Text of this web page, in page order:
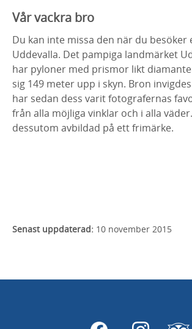
Vår vackra bro
Du kan inte missa den när du besöker
Uddevalla. Det pampiga landmärket
har pyloner med prismor likt
sig 149 meter upp i skyn. Bron
har sedan dess varit fotografernas
från alla möjliga vinklar och i alla
dessutom avbildad på ett frimärke.
Senast uppdaterad: 10 november 2015